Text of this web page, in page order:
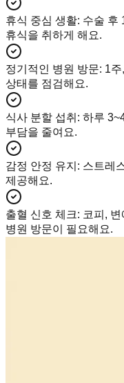
휴식 중심 생활: 수술 후
휴식을 취하게 해요.
정기적인 병원 방문: 1
상태를 점검해요.
식사 분할 섭취 : 하루
부담을 줄여요.
감정 안정 유지 : 스트레
제공해요.
출혈 신호 체크: 코피,
병원 방문이 필요해요.